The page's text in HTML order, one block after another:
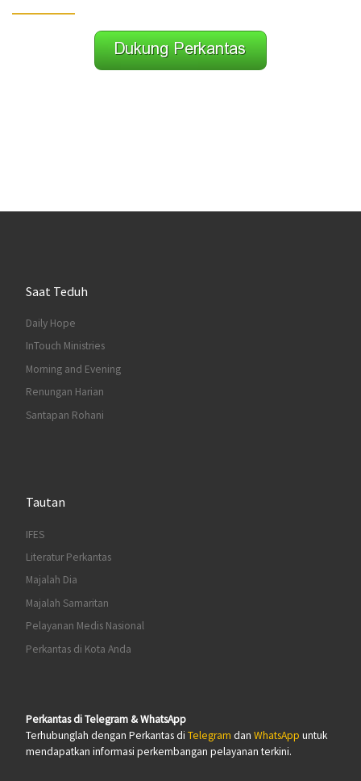
Saat Teduh
Daily Hope
InTouch Ministries
Morning and Evening
Renungan Harian
Santapan Rohani
Tautan
IFES
Literatur Perkantas
Majalah Dia
Majalah Samaritan
Pelayanan Medis Nasional
Perkantas di Kota Anda
Perkantas di Telegram & WhatsApp
Terhubunglah dengan Perkantas di Telegram dan WhatsApp untuk
mendapatkan informasi perkembangan pelayanan terkini.